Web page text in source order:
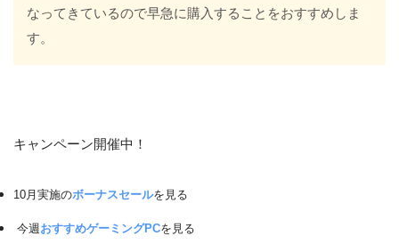
なってきているので早急に購入することをおすすめしま
す。
キャンペーン開催中！
10月実施のボーナスセールを見る
今週 おすすめゲーミングPCを見る